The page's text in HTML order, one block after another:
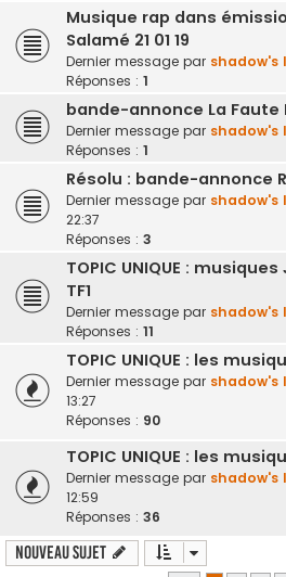
Musique rap dans
Salamé 21 01 19
Dernier message par shadow's
Réponses : 1
bande-annonce La Faute
Dernier message par shadow's
Réponses : 1
Résolu : bande-annonce
Dernier message par shadow's
22:37
Réponses : 3
TOPIC UNIQUE :
TF1
Dernier message par shadow's
Réponses : 11
TOPIC UNIQUE : les
Dernier message par shadow's
13:27
Réponses : 90
TOPIC UNIQUE : les
Dernier message par shadow's
12:59
Réponses : 36
Nouveau sujet